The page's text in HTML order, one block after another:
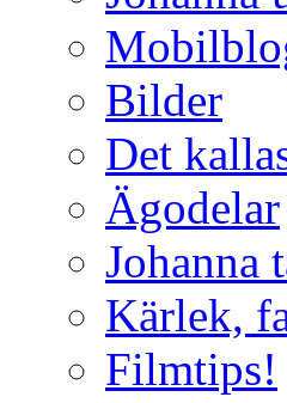
Bilder
Det
Ägodelar
Johanna
Kärlek,
Filmtips!